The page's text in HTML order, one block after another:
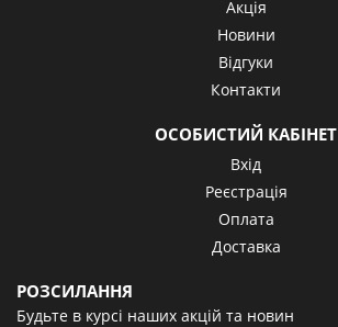
Акція
Новини
Відгуки
Контакти
ОСОБИСТИЙ КАБІНЕТ
Вхід
Реєстрація
Оплата
Доставка
РОЗСИЛАННЯ
Будьте в курсі наших акцій та новин